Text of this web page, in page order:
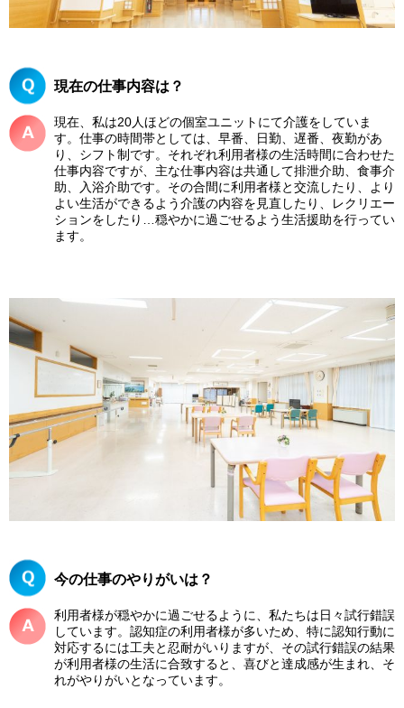
現在の仕事内容は？
現在、私は20人ほどの個室ユニットにて介護をしていま
す。仕事の時間帯としては、早番、日勤、遅番、夜勤があ
り、シフト制です。それぞれ利用者様の生活時間に合わせた
仕事内容ですが、主な仕事内容は共通して排泄介助、食事介
助、入浴介助です。その合間に利用者様と交流したり、より
よい生活ができるよう介護の内容を見直したり、レクリエー
ションをしたり…穏やかに過ごせるよう生活援助を行ってい
ます。
今の仕事のやりがいは？
利用者様が穏やかに過ごせるように、私たちは日々試行錯誤
しています。認知症の利用者様が多いため、特に認知行動に
対応するには工夫と忍耐がいりますが、その試行錯誤の結果
が利用者様の生活に合致すると、喜びと達成感が生まれ、そ
れがやりがいとなっています。